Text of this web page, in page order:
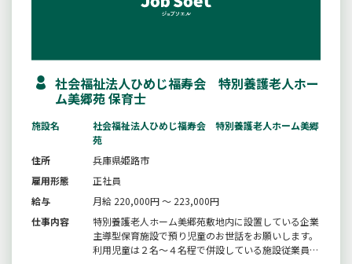
社会福祉法人ひめじ福寿会 特別養護老人ホー
ム美郷苑 保育士
施設名
社会福祉法人ひめじ福寿会 特別養護老人ホーム美郷
苑
住所
兵庫県姫路市
雇用形態
正社員
給与
月給 220,000円 ～ 223,000円
仕事内容
特別養護老人ホーム美郷苑敷地内に設置している企業
主導型保育施設で預り児童のお世話をお願いします。
利用児童は２名〜４名程で併設している施設従業員の